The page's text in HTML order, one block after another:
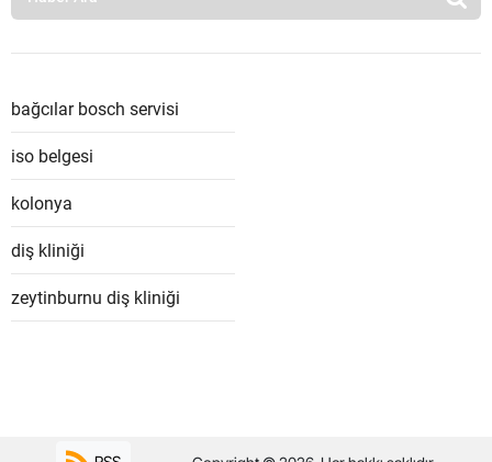
bağcılar bosch servisi
iso belgesi
kolonya
diş kliniği
zeytinburnu diş kliniği